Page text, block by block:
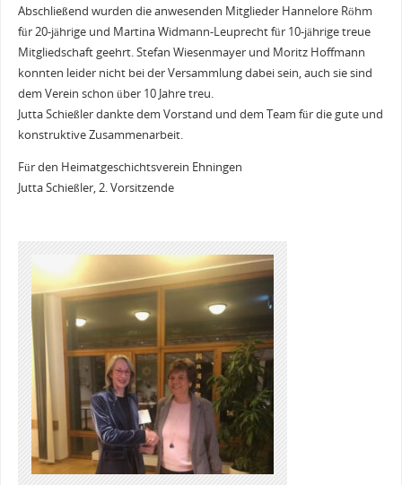
Abschließend wurden die anwesenden Mitglieder Hannelore Röhm
für 20-jährige und Martina Widmann-Leuprecht für 10-jährige treue
Mitgliedschaft geehrt. Stefan Wiesenmayer und Moritz Hoffmann
konnten leider nicht bei der Versammlung dabei sein, auch sie sind
dem Verein schon über 10 Jahre treu.
Jutta Schießler dankte dem Vorstand und dem Team für die gute und
konstruktive Zusammenarbeit.
Für den Heimatgeschichtsverein Ehningen
Jutta Schießler, 2. Vorsitzende